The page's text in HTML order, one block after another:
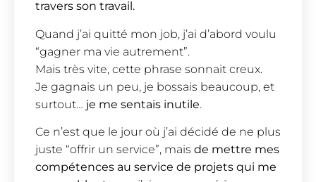
travers son travail.
Quand j’ai quitté mon job, j’ai d’abord voulu
“gagner ma vie autrement”.
Mais très vite, cette phrase sonnait creux.
Je gagnais un peu, je bossais beaucoup, et
surtout… je me sentais inutile.
Ce n’est que le jour où j’ai décidé de ne plus
juste “offrir un service”, mais de mettre mes
compétences au service de projets qui me